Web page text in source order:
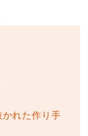
かれた作り手